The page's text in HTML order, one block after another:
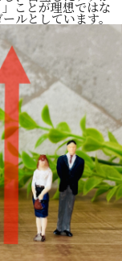
ことが理想ではな
ルとしています。